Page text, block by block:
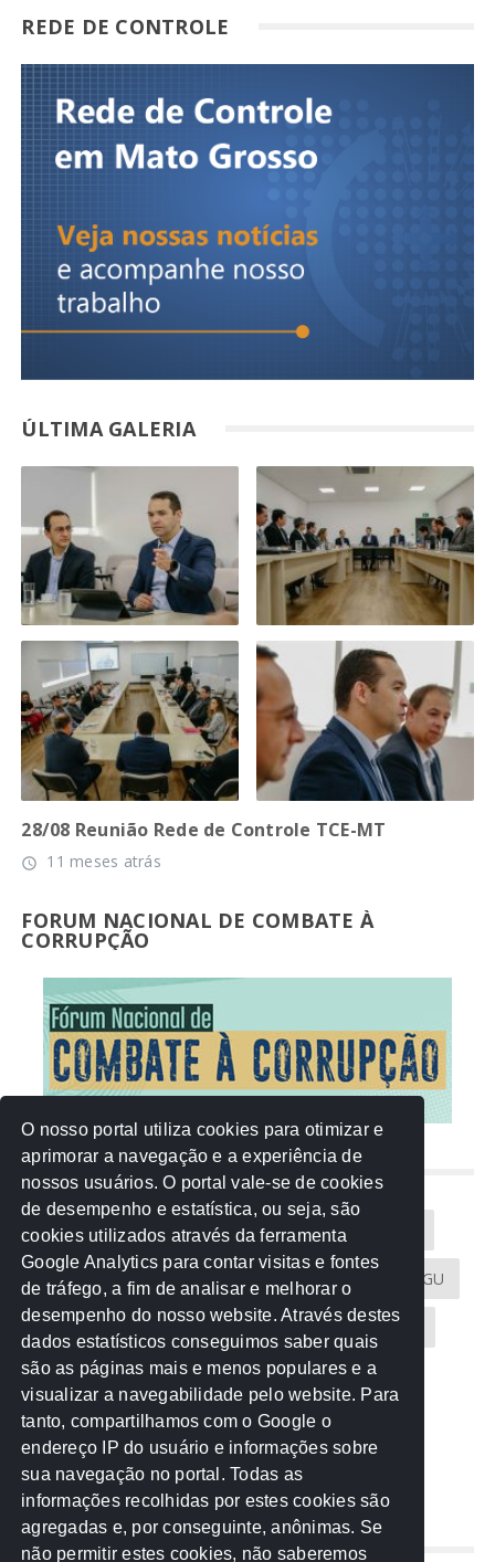
REDE DE CONTROLE
ÚLTIMA GALERIA
28/08 Reunião Rede de Controle TCE-MT
access_time 11 meses atrás
FORUM NACIONAL DE COMBATE À
CORRUPÇÃO
NUVEM DE TAGS
Acontece na Rede AGU AMM
Atricon Audicom CAU-MT CGU
CREA-MT Eventos MPC-MT MPE-MT
MPF Notícias PF PGE-MT PGR
Receita Federal Sem categoria
TCE-MT TCU TRE
REDE NOS ESTADOS
O nosso portal utiliza cookies para otimizar e
aprimorar a navegação e a experiência de
nossos usuários. O portal vale-se de cookies
de desempenho e estatística, ou seja, são
cookies utilizados através da ferramenta
Google Analytics para contar visitas e fontes
de tráfego, a fim de analisar e melhorar o
desempenho do nosso website. Através destes
dados estatísticos conseguimos saber quais
são as páginas mais e menos populares e a
visualizar a navegabilidade pelo website. Para
tanto, compartilhamos com o Google o
endereço IP do usuário e informações sobre
sua navegação no portal. Todas as
informações recolhidas por estes cookies são
agregadas e, por conseguinte, anônimas. Se
não permitir estes cookies, não saberemos